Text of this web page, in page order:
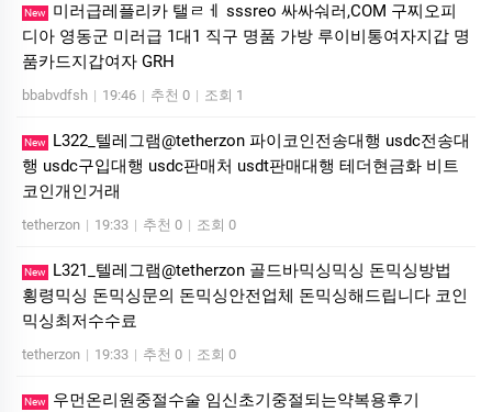
New
미러급레플리카 탤ㄹㅔ sssreo 싸싸숴러,COM 구찌오피
디아 영동군 미러급 1대1 직구 명품 가방 루이비통여자지갑 명
품카드지갑여자 GRH
bbabvdfsh | 19:46 | 추천 0 | 조회 1
New
L322_텔레그램@tetherzon 파이코인전송대행 usdc전송대
행 usdc구입대행 usdc판매처 usdt판매대행 테더현금화 비트
코인개인거래
tetherzon | 19:33 | 추천 0 | 조회 0
New
L321_텔레그램@tetherzon 골드바믹싱믹싱 돈믹싱방법
횡령믹싱 돈믹싱문의 돈믹싱안전업체 돈믹싱해드립니다 코인
믹싱최저수수료
tetherzon | 19:33 | 추천 0 | 조회 0
New 우먼온리원중절수술 임신초기중절되는약복용후기